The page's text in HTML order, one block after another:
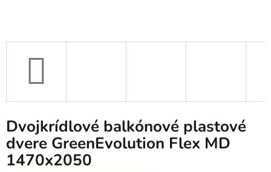
Dvojkrídlové balkónové plastové
dvere GreenEvolution Flex MD
1470x2050